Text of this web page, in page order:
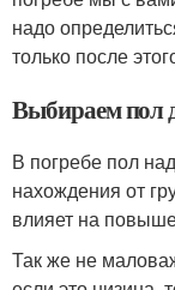
надо
только после
Выбираем пол
В погребе пол
нахождения от
влияет на
Так же не